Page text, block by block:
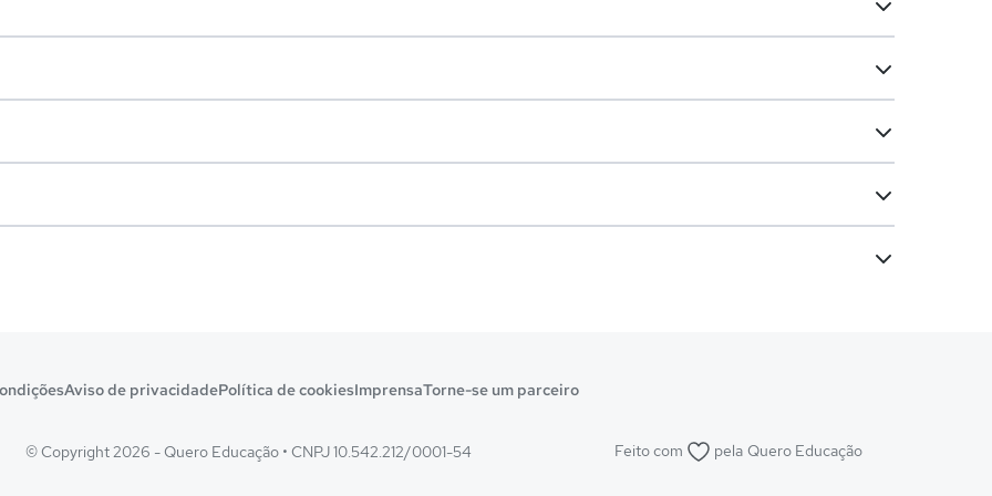
Aviso de privacidadePolítica de cookiesImprensaTorne-se um parceiro
© Copyright 2026 - Quero Educação • CNPJ 10.542.212/0001-54 Feito com pela Quero Educação